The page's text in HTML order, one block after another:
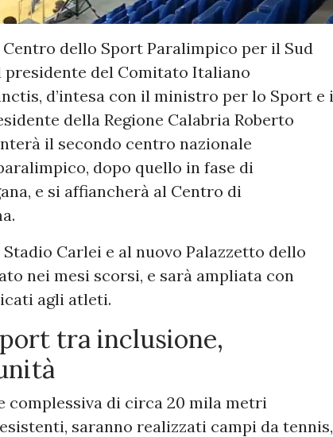
dello Sport Paralimpico per il Sud
presidente del Comitato Italiano
d’intesa con il ministro per lo Sport e i
della Regione Calabria Roberto
il secondo centro nazionale
dopo quello in fase di
e si affiancherà al Centro di
Carlei e al nuovo Palazzetto dello
nei mesi scorsi, e sarà ampliata con
agli atleti.
tra inclusione,
complessiva di circa 20 mila metri
saranno realizzati campi da tennis,